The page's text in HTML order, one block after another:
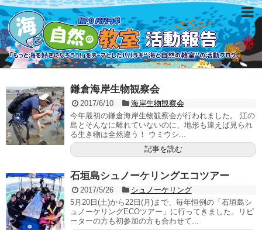
鎌倉海岸生物観察会
2017/6/10
海岸生物観察会
今年最初の鎌倉海岸生物観察会が行われました。 江の
島とそんなに離れていないのに、地形も違えば見られ
る生き物は全然違う！ ウミウシ...
記事を読む
石垣島シュノーケリングエコツアー
2017/5/26
シュノーケリング
5月20日(土)から22日(月)まで、毎年恒例の「石垣島シ
ュノーケリングECOツアー」に行ってきました。リピ
ーターの方も初参加の方も合わせて...